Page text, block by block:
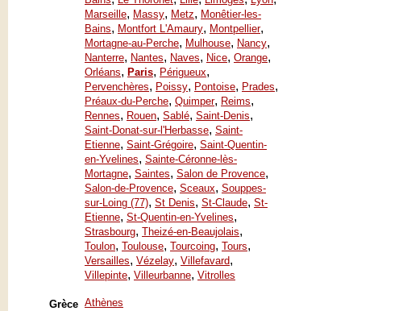
Marseille, Massy, Metz, Monêtier-les-
Bains, Montfort L'Amaury, Montpellier,
Mortagne-au-Perche, Mulhouse, Nancy,
Nanterre, Nantes, Naves, Nice, Orange,
Orléans, Paris, Périgueux,
Pervenchères, Poissy, Pontoise, Prades,
Préaux-du-Perche, Quimper, Reims,
Rennes, Rouen, Sablé, Saint-Denis,
Saint-Donat-sur-l'Herbasse, Saint-
Etienne, Saint-Grégoire, Saint-Quentin-
en-Yvelines, Sainte-Céronne-lès-
Mortagne, Saintes, Salon de Provence,
Salon-de-Provence, Sceaux, Souppes-
sur-Loing (77), St Denis, St-Claude, St-
Etienne, St-Quentin-en-Yvelines,
Strasbourg, Theizé-en-Beaujolais,
Toulon, Toulouse, Tourcoing, Tours,
Versailles, Vézelay, Villefavard,
Villepinte, Villeurbanne, Vitrolles
Grèce Athènes